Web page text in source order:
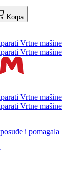
Korpa
Vrtne mašine
Vrtne mašine
Vrtne mašine
Vrtne mašine
i pomagala